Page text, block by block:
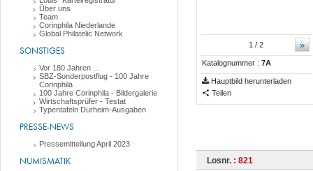
Über uns
Team
Corinphila Niederlande
Global Philatelic Network
SONSTIGES
Vor 180 Jahren ...
SBZ-Sonderpostflug - 100 Jahre
Corinphila
100 Jahre Corinphila - Bildergalerie
Wirtschaftsprüfer - Testat
Typentafeln Durheim-Ausgaben
PRESSE-NEWS
Pressemitteilung April 2023
NUMISMATIK
»
1 / 2
Katalognummer : 7A
Hauptbild herunterladen
Teilen
Losnr. : 821